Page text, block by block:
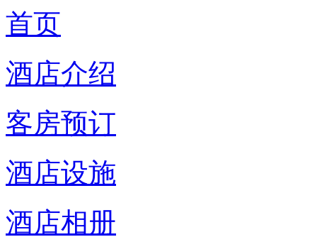
首页
酒店介绍
客房预订
酒店设施
酒店相册